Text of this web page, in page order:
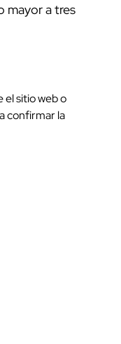
mayor a tres
sitio web o
confirmar la